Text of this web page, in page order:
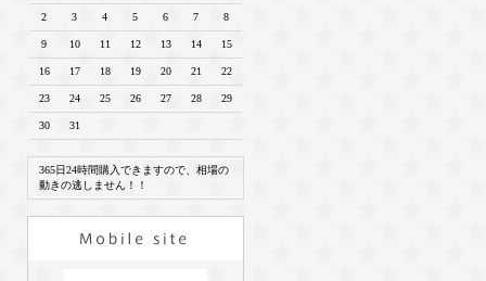
2 3 4 5 6 7 8
9 10 11 12 13 14 15
16 17 18 19 20 21 22
23 24 25 26 27 28 29
30 31
365日24時間購入できますので、相場の
動きの逃しません！！